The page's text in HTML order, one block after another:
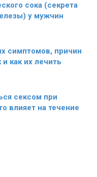
сока (секрета
у мужчин
симптомов, причин
и как их лечить
сексом при
влияет на течение